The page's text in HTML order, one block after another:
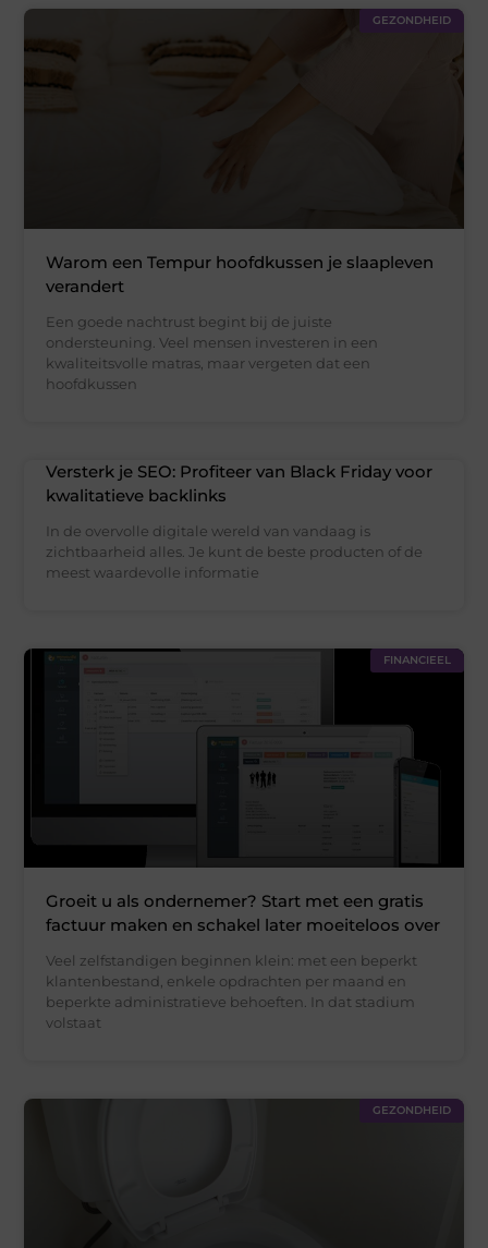
GEZONDHEID
Warom een Tempur hoofdkussen je slaapleven
verandert
Een goede nachtrust begint bij de juiste
ondersteuning. Veel mensen investeren in een
kwaliteitsvolle matras, maar vergeten dat een
hoofdkussen
Versterk je SEO: Profiteer van Black Friday voor
kwalitatieve backlinks
In de overvolle digitale wereld van vandaag is
zichtbaarheid alles. Je kunt de beste producten of de
meest waardevolle informatie
FINANCIEEL
Groeit u als ondernemer? Start met een gratis
factuur maken en schakel later moeiteloos over
Veel zelfstandigen beginnen klein: met een beperkt
klantenbestand, enkele opdrachten per maand en
beperkte administratieve behoeften. In dat stadium
volstaat
GEZONDHEID